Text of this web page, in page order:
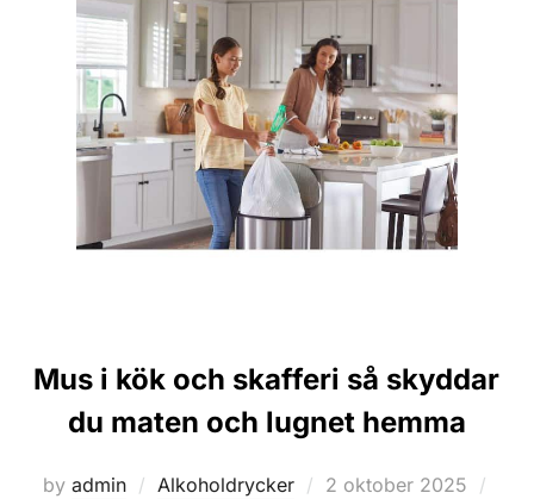
Mus i kök och skafferi så skyddar
du maten och lugnet hemma
by admin Alkoholdrycker
Posted
2 oktober 2025